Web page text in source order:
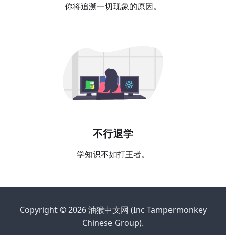
你将追溯一切现象的原因。
不行退学
学知识不如打王者。
Copyright © 2026 油猴中文网 (Inc Tampermonkey
Chinese Group).